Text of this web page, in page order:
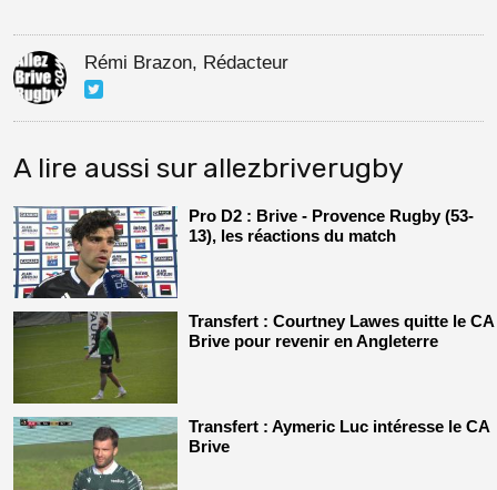
Rémi Brazon, Rédacteur
A lire aussi sur allezbriverugby
Pro D2 : Brive - Provence Rugby (53-
13), les réactions du match
Transfert : Courtney Lawes quitte le CA
Brive pour revenir en Angleterre
Transfert : Aymeric Luc intéresse le CA
Brive